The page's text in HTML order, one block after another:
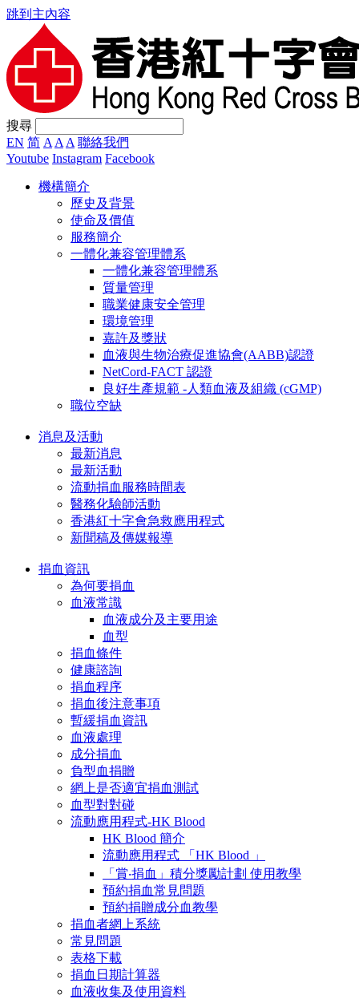
跳到主內容
搜尋
EN 简 A A A 聯絡我們
Youtube Instagram Facebook
機構簡介
歷史及背景
使命及價值
服務簡介
一體化兼容管理體系
一體化兼容管理體系
質量管理
職業健康安全管理
環境管理
嘉許及獎狀
血液與生物治療促進協會(AABB)認證
NetCord-FACT 認證
良好生產規範 -人類血液及組織 (cGMP)
職位空缺
消息及活動
最新消息
最新活動
流動捐血服務時間表
醫務化驗師活動
香港紅十字會急救應用程式
新聞稿及傳媒報導
捐血資訊
為何要捐血
血液常識
血液成分及主要用途
血型
捐血條件
健康諮詢
捐血程序
捐血後注意事項
暫緩捐血資訊
血液處理
成分捐血
負型血捐贈
網上是否適宜捐血測試
血型對對碰
流動應用程式-HK Blood
HK Blood 簡介
流動應用程式 「HK Blood 」
「賞‧捐血」積分獎勵計劃 使用教學
預約捐血常見問題
預約捐贈成分血教學
捐血者網上系統
常見問題
表格下載
捐血日期計算器
血液收集及使用資料